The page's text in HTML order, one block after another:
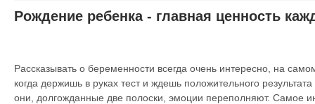
женщины.
Рождение ребенка - главная ценность
Рассказывать о беременности всегда очень интересно, на
когда держишь в руках тест и ждешь положительного
они, долгожданные две полоски, эмоции переполняют. Самое